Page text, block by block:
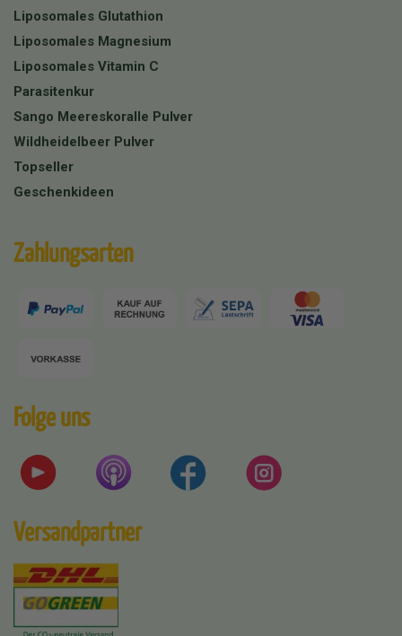
Liposomales Glutathion
Liposomales Magnesium
Liposomales Vitamin C
Parasitenkur
Sango Meereskoralle Pulver
Wildheidelbeer Pulver
Topseller
Geschenkideen
Zahlungsarten
Folge uns
Versandpartner